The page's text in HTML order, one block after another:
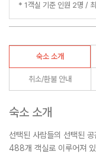
* 1객실 기준 인원 2명 /
숙소 소개
취소/환불 안내
숙소 소개
선택된 사람들의 선택된
488개 객실로 이루어져